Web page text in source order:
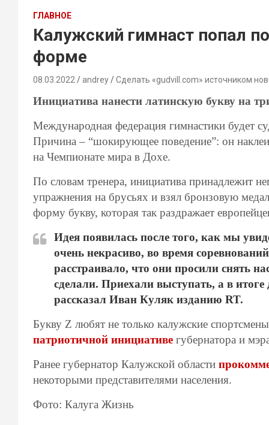
ГЛАВНОЕ
Калужский гимнаст попал
форме
08.03.2022 andrey Сделать «gudvill.com» источником
Инициатива нанести латинскую букву на
Международная федерация гимнастики будет
Причина – “шокирующее поведение”: он
на Чемпионате мира в Дохе.
По словам тренера, инициатива принадлежит
упражнения на брусьях и взял бронзовую
форму букву, которая так раздражает
Идея появилась после того, как мы
очень некрасиво, во время
расстраивало, что они просили снять
сделали. Приехали выступать, а в
рассказал Иван Куляк изданию RT.
Букву Z любят не только калужские
патриотичной инициативе губернатора и
Ранее губернатор Калужской области
некоторыми представителями населения.
Фото: Калуга Жизнь